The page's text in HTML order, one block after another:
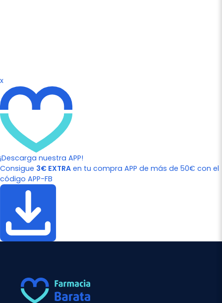
x
¡Descarga nuestra APP!
Consigue 3€ EXTRA en tu compra APP de más de 50€ con el
código APP-FB